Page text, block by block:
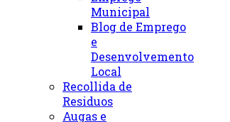
Municipal
Blog de Emprego
e
Desenvolvemento
Local
Recollida de
Residuos
Augas e